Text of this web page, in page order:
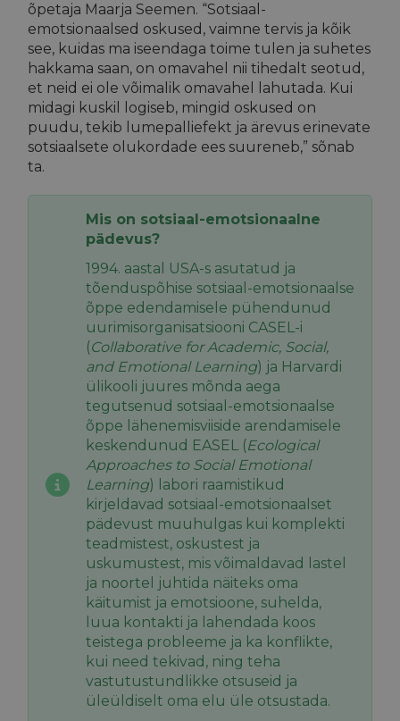
õpetaja Maarja Seemen. “Sotsiaal-
emotsionaalsed oskused, vaimne tervis ja kõik
see, kuidas ma iseendaga toime tulen ja suhetes
hakkama saan, on omavahel nii tihedalt seotud,
et neid ei ole võimalik omavahel lahutada. Kui
midagi kuskil logiseb, mingid oskused on
puudu, tekib lumepalliefekt ja ärevus erinevate
sotsiaalsete olukordade ees suureneb,” sõnab
ta.
Mis on sotsiaal-emotsionaalne
pädevus?
1994. aastal USA-s asutatud ja
tõenduspõhise sotsiaal-emotsionaalse
õppe edendamisele pühendunud
uurimisorganisatsiooni CASEL-i
(Collaborative for Academic, Social,
and Emotional Learning) ja Harvardi
ülikooli juures mõnda aega
tegutsenud sotsiaal-emotsionaalse
õppe lähenemisviiside arendamisele
keskendunud EASEL (Ecological
Approaches to Social Emotional
Learning) labori raamistikud
kirjeldavad sotsiaal-emotsionaalset
pädevust muuhulgas kui komplekti
teadmistest, oskustest ja
uskumustest, mis võimaldavad lastel
ja noortel juhtida näiteks oma
käitumist ja emotsioone, suhelda,
luua kontakti ja lahendada koos
teistega probleeme ja ka konflikte,
kui need tekivad, ning teha
vastutustundlikke otsuseid ja
üleüldiselt oma elu üle otsustada.